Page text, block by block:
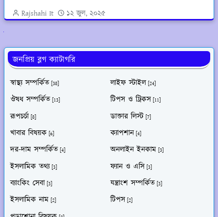
Rajshahi It ১২ জুল, ২০২৫
জনপ্রিয় ব্লগ ক্যাটাগরি
স্বাস্থ্য সম্পর্কিত [38] লাইফ স্টাইল [24]
ঔষধ সম্পর্কিত [13] টিপস ও ট্রিকস [11]
রূপচর্চা [8] ডাক্তার লিস্ট [7]
খাবার বিষয়ক [6] ক্যাপশান [4]
দর-দাম সম্পর্কিত [4] অনলাইন ইনকাম [3]
ইসলামিক তথ্য [3] ফ্যান ও এসি [3]
ব্যাংকিং সেবা [3] যন্ত্রাংশ সম্পর্কিত [3]
ইসলামিক নাম [2] টিপস [2]